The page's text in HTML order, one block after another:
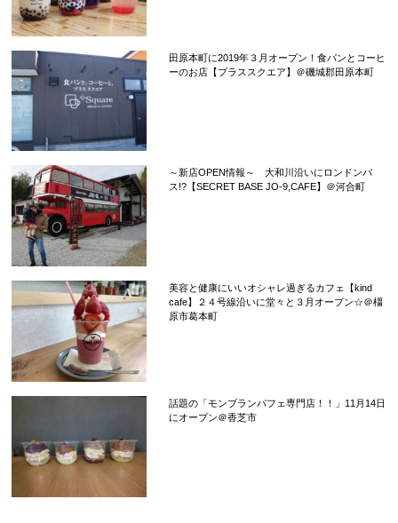
田原本町に2019年３月オープン！食パンとコーヒ
ーのお店【プラススクエア】＠磯城郡田原本町
～新店OPEN情報～ 大和川沿いにロンドンバ
ス!?【SECRET BASE JO-9,CAFE】＠河合町
美容と健康にいいオシャレ過ぎるカフェ【kind
cafe】２４号線沿いに堂々と３月オープン☆＠橿
原市葛本町
話題の「モンブランパフェ専門店！！」11月14日
にオープン＠香芝市